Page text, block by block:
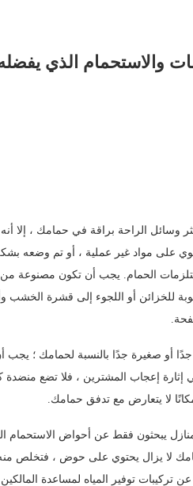
والاستحمام الذي
وسائل الراحة براقة في حمامك ، إلا
على مواد غير عملية ، أو تم
الحمام. يجب أن تكون مصنوعة
للخزائن أو اللجوء إلى قشرة
أو صغيرة جدًا بالنسبة لحمامك ؛ يجب
إثارة إعجاب المشترين ، فلا تضع
لا يتعارض مع تدفق حمامك.
يبحثون فقط عن أحواض الاستحمام
لا يزال يحتوي على حوض ، فتخلص
توفير المياه لمساعدة المالكين